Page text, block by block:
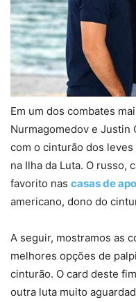
Em um dos combates
Nurmagomedov e Justin
com o cinturão dos
na Ilha da Luta. O russo,
favorito nas casas de
americano, dono do
A seguir, mostramos as
melhores opções de
cinturão. O card deste
outra luta muito